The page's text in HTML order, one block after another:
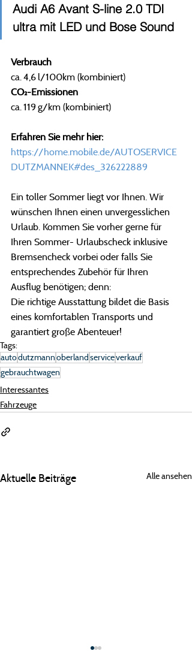
Audi A6 Avant S-line 2.0 TDI
ultra mit LED und Bose Sound
Verbrauch
ca. 4,6 l/100km (kombiniert)
CO₂-Emissionen
ca. 119 g/km (kombiniert)
Erfahren Sie mehr hier:
https://home.mobile.de/AUTOSERVICE
DUTZMANNEK#des_326222889
Ein toller Sommer liegt vor Ihnen. Wir
wünschen Ihnen einen unvergesslichen
Urlaub. Kommen Sie vorher gerne für
Ihren Sommer- Urlaubscheck inklusive
Bremsencheck vorbei oder falls Sie
entsprechendes Zubehör für Ihren
Ausflug benötigen; denn:
Die richtige Ausstattung bildet die Basis
eines komfortablen Transports und
garantiert große Abenteuer!
Tags:
autodutzmannoberlandserviceverkauf
gebrauchtwagen
Interessantes
Fahrzeuge
Aktuelle Beiträge Alle ansehen